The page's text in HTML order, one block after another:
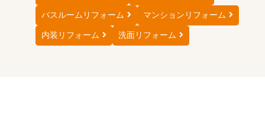
バスルームリフォーム マンションリフォーム
内装リフォーム 洗面リフォーム